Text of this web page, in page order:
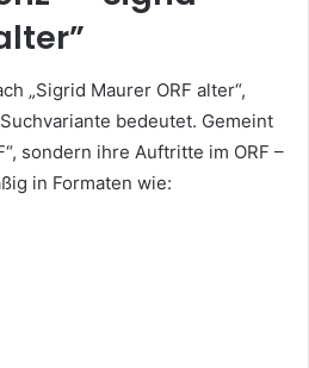
„Sigrid Maurer ORF alter“,
bedeutet. Gemeint
sondern ihre Auftritte im ORF –
in Formaten wie: